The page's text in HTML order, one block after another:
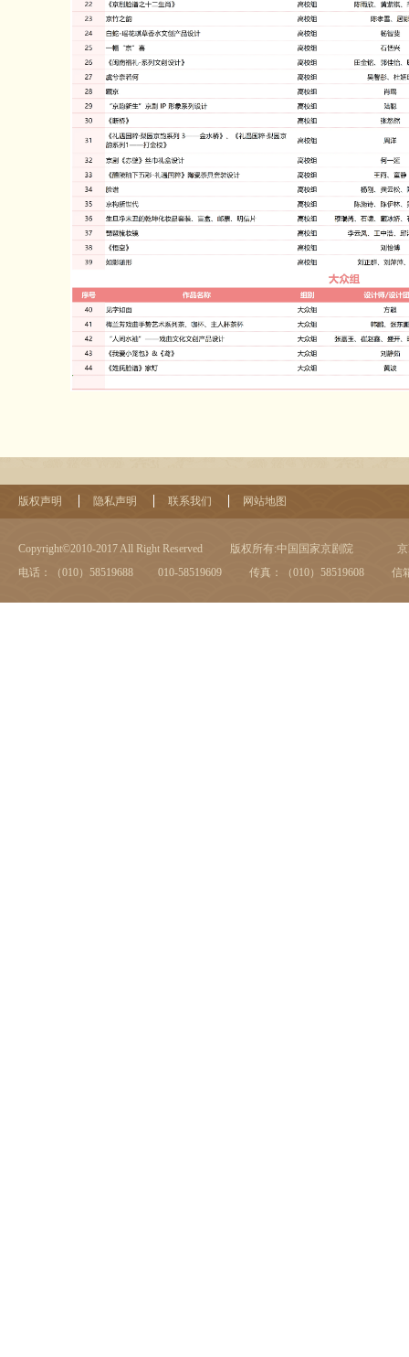
版权声明 隐私声明 联系我们 网站地图
Copyright©2010-2017 All Right Reserved 版权所有:中国国家京剧院
电话：（010）58519688 010-58519609
传真：（010）58519608 信